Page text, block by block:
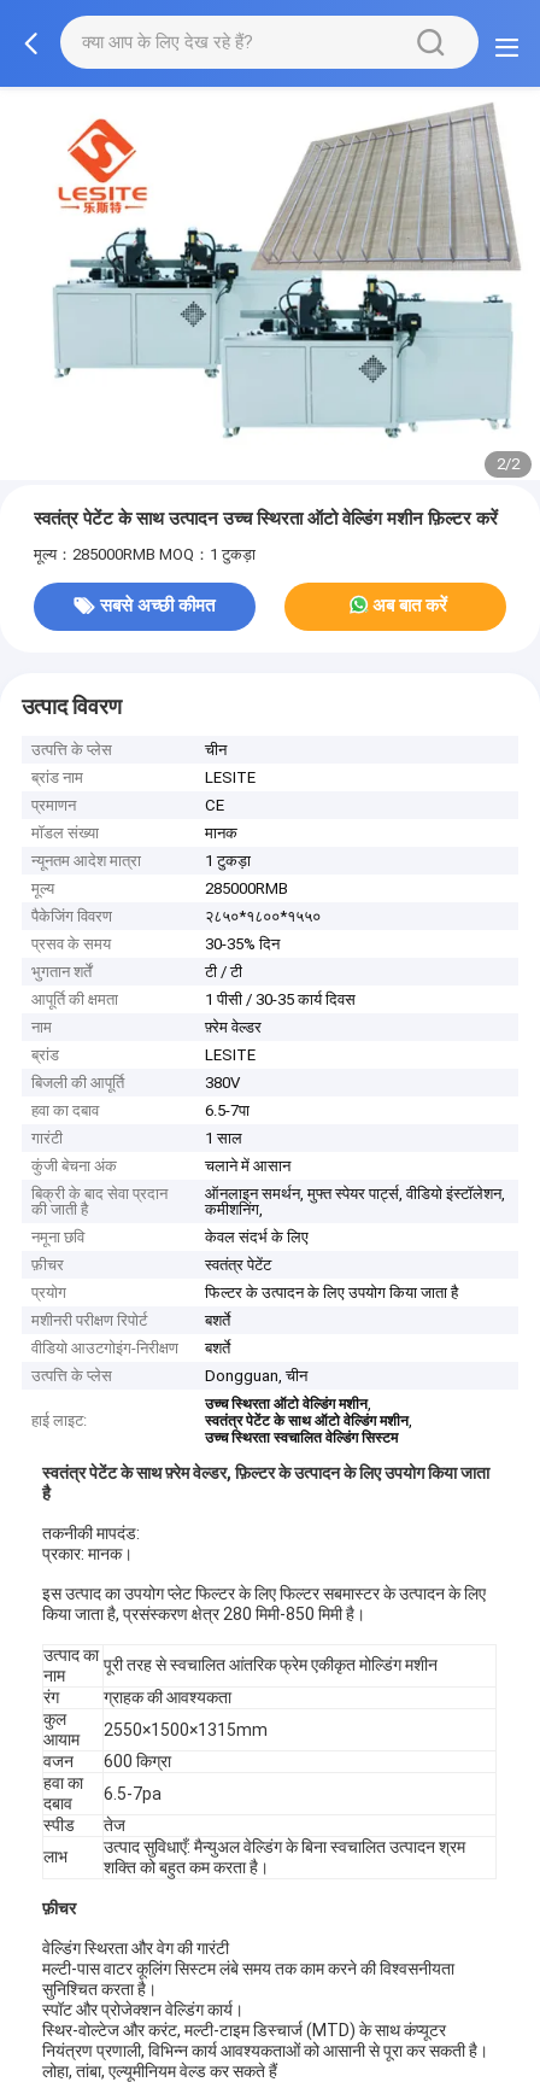
2/2
स्वतंत्र पेटेंट के साथ उत्पादन उच्च स्थिरता ऑटो वेल्डिंग मशीन फ़िल्टर करें
मूल्य：285000RMB MOQ：1 टुकड़ा
सबसे अच्छी कीमत अब बात करें
उत्पाद विवरण
उत्पत्ति के प्लेस
चीन
ब्रांड नाम
LESITE
प्रमाणन
CE
मॉडल संख्या
मानक
न्यूनतम आदेश मात्रा
1 टुकड़ा
मूल्य
285000RMB
पैकेजिंग विवरण
२८५०*१८००*१५५०
प्रसव के समय
30-35% दिन
भुगतान शर्तें
टी / टी
आपूर्ति की क्षमता
1 पीसी / 30-35 कार्य दिवस
नाम
फ़्रेम वेल्डर
ब्रांड
LESITE
बिजली की आपूर्ति
380V
हवा का दबाव
6.5-7पा
गारंटी
1 साल
कुंजी बेचना अंक
चलाने में आसान
बिक्री के बाद सेवा प्रदान
की जाती है
ऑनलाइन समर्थन, मुफ्त स्पेयर पार्ट्स, वीडियो इंस्टॉलेशन,
कमीशनिंग,
नमूना छवि
केवल संदर्भ के लिए
फ़ीचर
स्वतंत्र पेटेंट
प्रयोग
फिल्टर के उत्पादन के लिए उपयोग किया जाता है
मशीनरी परीक्षण रिपोर्ट
बशर्ते
वीडियो आउटगोइंग-निरीक्षण
बशर्ते
उत्पत्ति के प्लेस
Dongguan, चीन
हाई लाइट:
उच्च स्थिरता ऑटो वेल्डिंग मशीन,
स्वतंत्र पेटेंट के साथ ऑटो वेल्डिंग मशीन,
उच्च स्थिरता स्वचालित वेल्डिंग सिस्टम
स्वतंत्र पेटेंट के साथ फ़्रेम वेल्डर, फ़िल्टर के उत्पादन के लिए उपयोग किया जाता
है
तकनीकी मापदंड:
प्रकार: मानक।
इस उत्पाद का उपयोग प्लेट फिल्टर के लिए फिल्टर सबमास्टर के उत्पादन के लिए
किया जाता है, प्रसंस्करण क्षेत्र 280 मिमी-850 मिमी है।
उत्पाद का
नाम
पूरी तरह से स्वचालित आंतरिक फ्रेम एकीकृत मोल्डिंग मशीन
रंग
ग्राहक की आवश्यकता
कुल
आयाम
2550×1500×1315mm
वजन
600 किग्रा
हवा का
दबाव
6.5-7pa
स्पीड
तेज
लाभ
उत्पाद सुविधाएँ: मैन्युअल वेल्डिंग के बिना स्वचालित उत्पादन श्रम
शक्ति को बहुत कम करता है।
फ़ीचर
वेल्डिंग स्थिरता और वेग की गारंटी
मल्टी-पास वाटर कूलिंग सिस्टम लंबे समय तक काम करने की विश्वसनीयता
सुनिश्चित करता है।
स्पॉट और प्रोजेक्शन वेल्डिंग कार्य।
स्थिर-वोल्टेज और करंट, मल्टी-टाइम डिस्चार्ज (MTD) के साथ कंप्यूटर
नियंत्रण प्रणाली, विभिन्न कार्य आवश्यकताओं को आसानी से पूरा कर सकती है।
लोहा, तांबा, एल्यूमीनियम वेल्ड कर सकते हैं